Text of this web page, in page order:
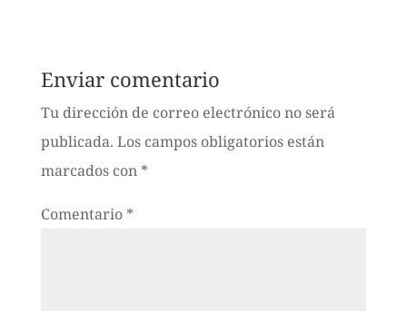
Enviar comentario
Tu dirección de correo electrónico no será
publicada. Los campos obligatorios están
marcados con *
Comentario *